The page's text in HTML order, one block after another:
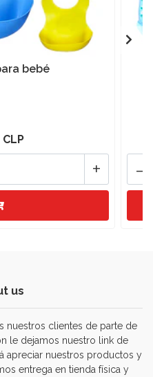
bebé
+ -
us
nuestros clientes de parte de
le dejamos nuestro link de
apreciar nuestros productos y
entrega en tienda física y